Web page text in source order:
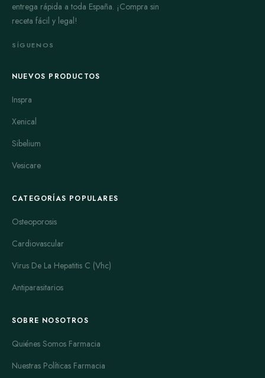
entrega rápida a toda España. ¡Compra sin
receta fácil y legal!
SÍGUENOS
NUEVOS PRODUCTOS
Inspra
Xenical
Sibelium
Vesicare
CATEGORÍAS POPULARES
Osteoporosis
Cardiovascular
Virus De La Hepatitis C (Vhc)
Antiparasitarios
SOBRE NOSOTROS
Quiénes Somos Farmacia
Nuestras Políticas Farmacia